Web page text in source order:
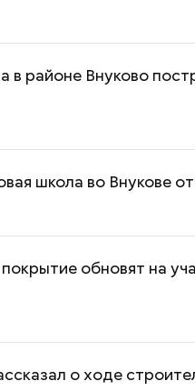
в районе Внуково
школа во Внукове
обновят на
о ходе